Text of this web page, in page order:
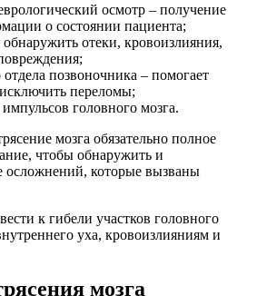
осмотр – получение
о состоянии пациента;
отеки, кровоизлияния,
позвоночника – помогает
переломы;
головного мозга.
мозга обязательно полное
чтобы обнаружить и
осложнений, которые вызваны
к гибели участков головного
уха, кровоизлияниям и
мозга